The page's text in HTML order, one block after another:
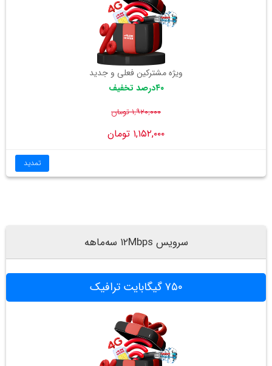
ویژه مشترکین فعلی و جدید
۴۰درصد تخفیف
۱,۹۲۰,۰۰۰ تومان
۱,۱۵۲,۰۰۰ تومان
تمدید
سرویس ۱۲Mbps سه‌ماهه
۷۵۰ گیگابایت ترافیک